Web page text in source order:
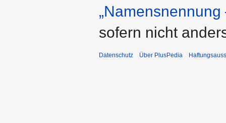
sofern nicht
Datenschutz Über PlusPedia